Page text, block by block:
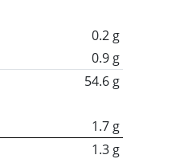
0.2 g
0.9 g
54.6 g
1.7 g
1.3 g